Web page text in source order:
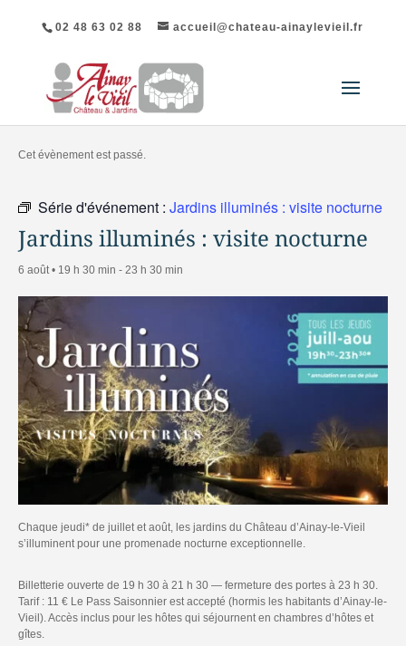
02 48 63 02 88 accueil@chateau-ainaylevieil.fr
« Tous les Évènements
Cet évènement est passé.
Série d'événement : Jardins illuminés : visite nocturne
Jardins illuminés : visite nocturne
6 août • 19 h 30 min - 23 h 30 min
Chaque jeudi* de juillet et août, les jardins du Château d’Ainay-le-Vieil
s’illuminent pour une promenade nocturne exceptionnelle.
Billetterie ouverte de 19 h 30 à 21 h 30 — fermeture des portes à 23 h 30.
Tarif : 11 € Le Pass Saisonnier est accepté (hormis les habitants d’Ainay-le-
Vieil). Accès inclus pour les hôtes qui séjournent en chambres d’hôtes et
gîtes.